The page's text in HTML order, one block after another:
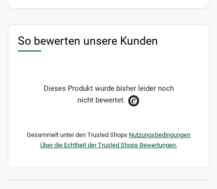
So bewerten unsere Kunden
Dieses Produkt wurde bisher leider noch
nicht bewertet.
Gesammelt unter den Trusted Shops Nutzungsbedingungen
Über die Echtheit der Trusted Shops Bewertungen.